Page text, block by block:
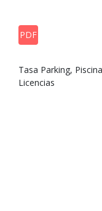
PDF
Tasa Parking,
Licencias